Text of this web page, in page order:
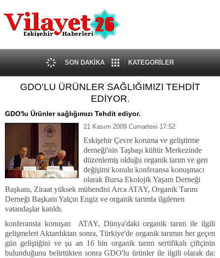
Güncel
Ekonomi
Politika
Eğitim
Spor
Kültür-Sanat
Röportaj
Tanıtım Yazısı
SON DAKİKA KATEGORİLER
GDO'LU ÜRÜNLER SAĞLIĞIMIZI TEHDİT
EDİYOR.
GDO'lu Ürünler sağlığımızı Tehdit ediyor.
21 Kasım 2009 Cumartesi 17:52
Eskişehir Çevre koruma ve geliştirme
derneği'nin Taşbaşı kültür Merkezinde
düzenlemiş olduğu organik tarım ve gen
değişimi konulu konferansa konuşmacı
olarak Bursa Ekolojik Yaşam Derneği
Başkanı, Ziraat yüksek mühendisi Arca ATAY, Organik Tarım
Derneği Başkanı Yalçın Engiz ve organik tarımla ilgilenen
vatandaşlar katıldı.
konferansta konuşan ATAY, Dünya'daki organik tarım ile ilgili
gelişmeleri Aktardıktan sonra, Türkiye'de organik tarımın her geçen
gün geliştiğini ve şu an 16 bin organik tarım sertifikalı çiftçinin
bulunduğunu belirttikten sonra GDO'lu ürünler ile ilgili olarak da: